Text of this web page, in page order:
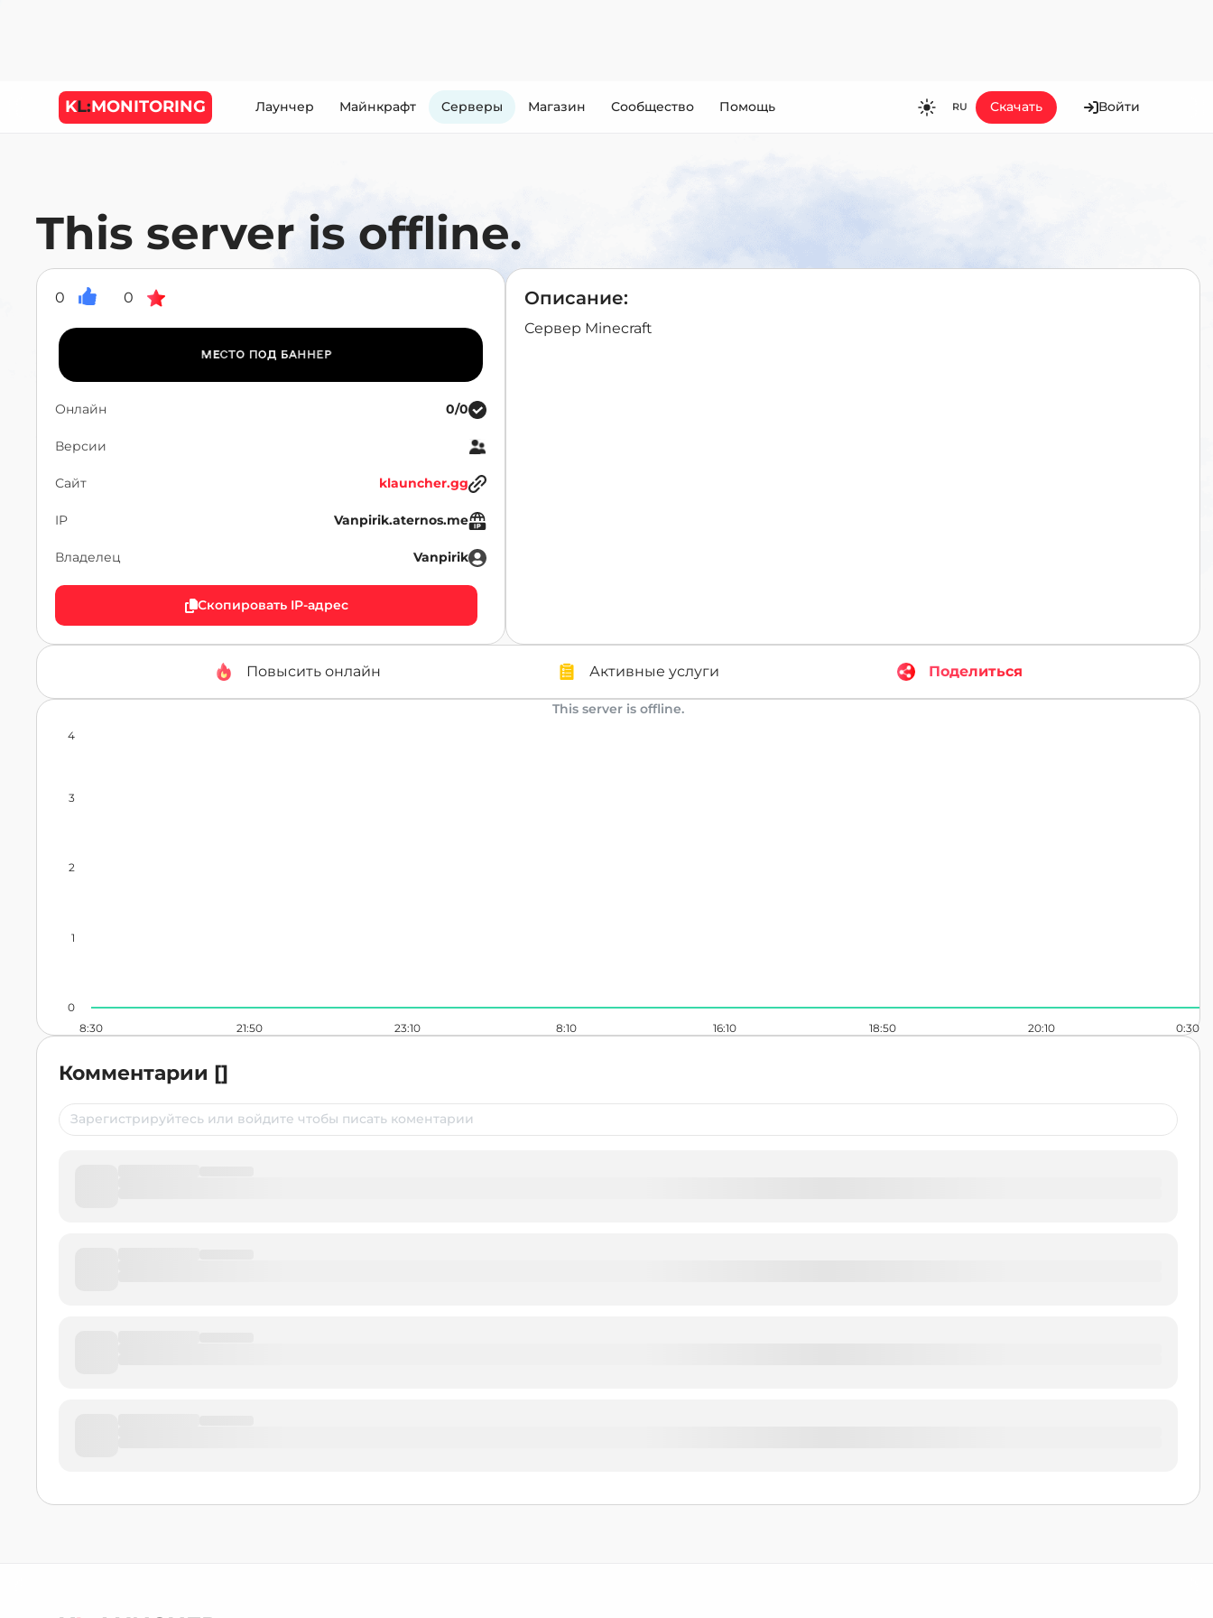
KL:MONITORING Лаунчер Майнкрафт Cерверы Магазин Сообщество Помощь RU Скачать Войти
This server is offline.
0 0
Онлайн 0/0
Версии
Сайт klauncher.gg
IP Vanpirik.aternos.me
Владелец Vanpirik
Скопировать IP-адрес
Описание:
Сервер Minecraft
Повысить онлайн Активные услуги Поделиться
This server is offline.
8:30 21:50 23:10 8:10 16:10 18:50 20:10 0:30
0
1
2
3
4
Комментарии []